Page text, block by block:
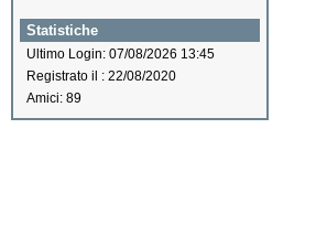
Statistiche
Ultimo Login: 07/08/2026 13:45
Registrato il : 22/08/2020
Amici: 89